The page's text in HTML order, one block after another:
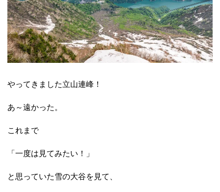
やってきました立山連峰！
あ～遠かった。
これまで
「一度は見てみたい！」
と思っていた雪の大谷を見て、